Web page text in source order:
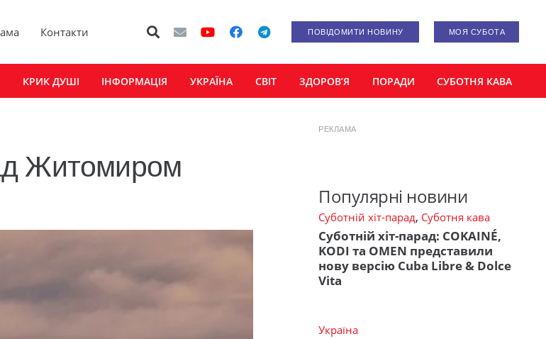
Контакти ПОВІДОМИТИ НОВИНУ МОЯ СУБОТА
КРИК ДУШІ ІНФОРМАЦІЯ УКРАЇНА СВІТ ЗДОРОВ’Я ПОРАДИ СУБОТНЯ КАВА
Житомиром
РЕКЛАМА
Популярні новини
Суботній хіт-парад, Суботня кава
Суботній хіт-парад: COKAINÉ,
KODI та OMEN представили
нову версію Cuba Libre & Dolce
Vita
Україна